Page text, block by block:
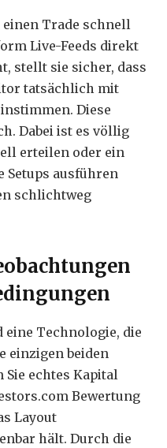
Trade schnell
Live-Feeds direkt
stellt sie sicher, dass
tatsächlich mit
Diese
Dabei ist es völlig
erteilen oder ein
ausführen
schlichtweg
Technologie, die
einzigen beiden
Sie echtes Kapital
Bewertung
Layout
hält. Durch die